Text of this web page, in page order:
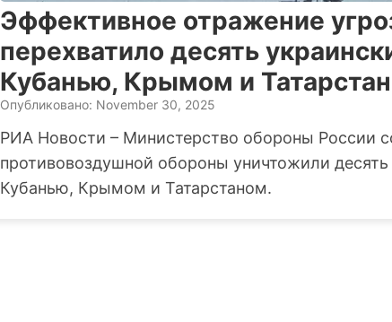
Эффективное отражение
перехватило десять
Кубанью, Крымом и
Опубликовано: November 30, 2025
РИА Новости – Министерство обороны России
противовоздушной обороны уничтожили
Кубанью, Крымом и Татарстаном.